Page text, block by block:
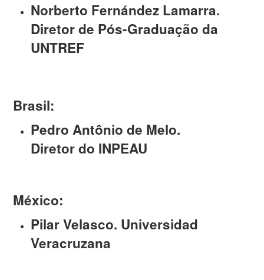
Norberto Fernández Lamarra.
Diretor de Pós-Graduação da
UNTREF
Brasil:
Pedro Antônio de Melo.
Diretor do INPEAU
México:
Pilar Velasco. Universidad
Veracruzana